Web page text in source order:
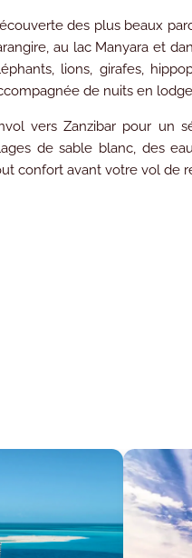
des plus beaux
au lac Manyara et
lions, girafes,
de nuits en
vers Zanzibar pour un
de sable blanc, des
confort avant votre vol de